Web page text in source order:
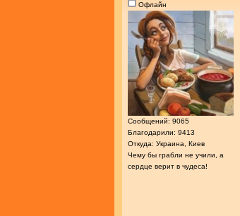
Офлайн
Сообщений: 9065
Благодарили: 9413
Откуда: Украина, Киев
Чему бы грабли не учили, а
сердце верит в чудеса!